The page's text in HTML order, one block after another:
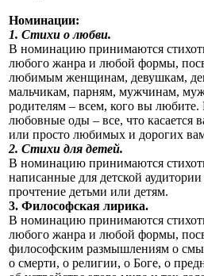
Номинации:
1. Стихи о любви.
В номинацию принимаются
любого жанра и любой формы,
любимым женщинам, девушкам,
мальчикам, парням, мужчинам,
родителям – всем, кого вы
любовные оды – все, что касается
или просто любимых и дорогих
2. Стихи для детей.
В номинацию принимаются
написанные для детской
прочтение детьми или детям.
3. Философская лирика.
В номинацию принимаются
любого жанра и любой формы,
философским размышлениям о
о смерти, о религии, о Боге, о